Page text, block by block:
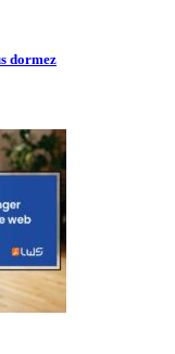
dormez